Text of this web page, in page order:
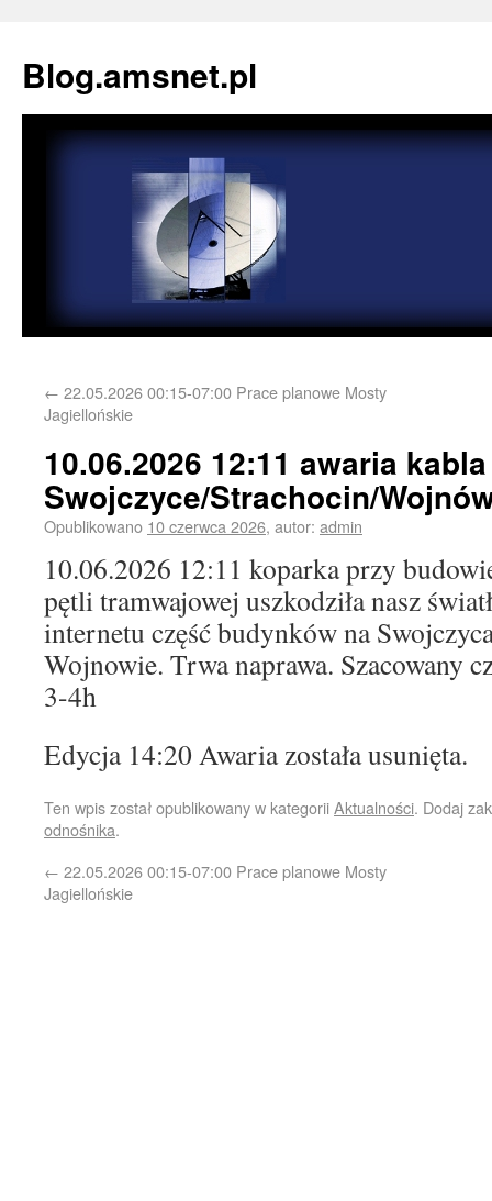
Blog.amsnet.pl
← 22.05.2026 00:15-07:00 Prace planowe Mosty
Jagiellońskie
10.06.2026 12:11 awaria
Swojczyce/Strachocin/
Opublikowano 10 czerwca 2026, autor: admin
10.06.2026 12:11 koparka przy
pętli tramwajowej uszkodziła nasz
internetu część budynków na
Wojnowie. Trwa naprawa. Szacowany
3-4h
Edycja 14:20 Awaria została usunięta.
Ten wpis został opublikowany w kategoriiAktualności. Dodaj
odnośnika.
← 22.05.2026 00:15-07:00 Prace planowe Mosty
Jagiellońskie